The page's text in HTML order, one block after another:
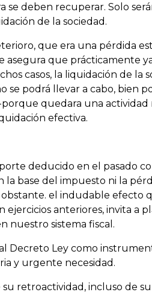
deben recuperar. Solo
de la sociedad.
que era una pérdida
asegura que prácticamente
casos, la liquidación de la
se podrá llevar a cabo, bien
quedara una actividad
efectiva.
deducido en el pasado
la base del impuesto ni la
obstante. el indudable efecto
anteriores, invita a
nuestro sistema fiscal.
Decreto Ley como
y urgente necesidad.
retroactividad, incluso de